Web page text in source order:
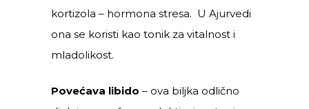
kortizola – hormona stresa. U Ajurvedi
ona se koristi kao tonik za vitalnost i
mladolikost.
Povećava libido – ova biljka odlično